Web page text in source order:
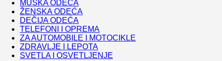
MUŠKA ODEĆA
ŽENSKA ODEĆA
DEČIJA ODEĆA
TELEFONI I OPREMA
ZA AUTOMOBILE I MOTOCIKLE
ZDRAVLJE I LEPOTA
SVETLA I OSVETLJENJE